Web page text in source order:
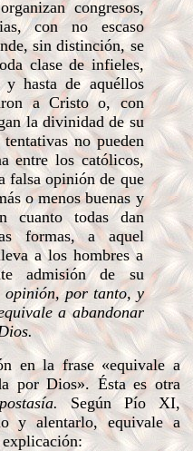
congresos,
con no escaso
sin distinción, se
clase de infieles,
hasta de aquéllos
a Cristo o, con
la divinidad de su
no pueden
entre los católicos,
falsa opinión de que
o menos buenas y
cuanto todas dan
formas, a aquel
a los hombres a
admisión de su
opinión, por tanto, y
a abandonar
en la frase «equivale a
por Dios». Ésta es otra
Según Pío XI,
y alentarlo, equivale a
explicación: